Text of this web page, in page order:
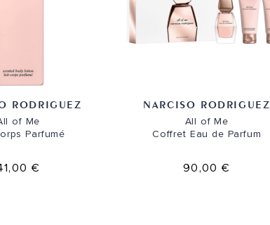
RODRIGUEZ
of Me
Parfumé
€
NARCISO RODRIGUEZ
All of Me
Coffret Eau de Parfum
90,00 €